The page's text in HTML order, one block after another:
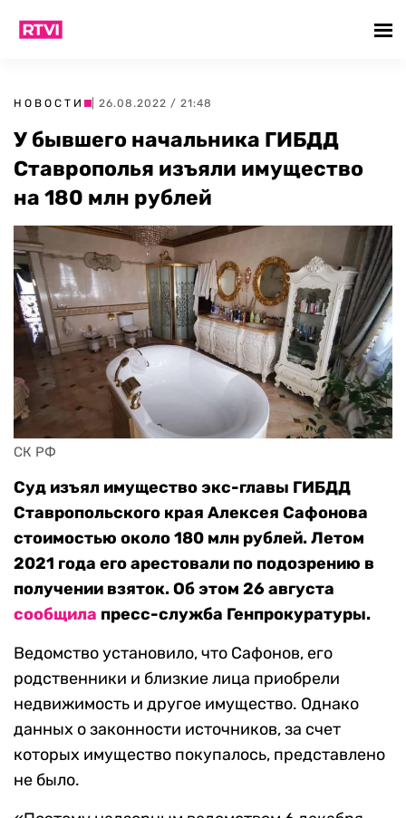
НОВОСТИ | 26.08.2022 / 21:48
У бывшего начальника ГИБДД
Ставрополья изъяли имущество
на 180 млн рублей
СК РФ
Суд изъял имущество экс-главы ГИБДД
Ставропольского края Алексея Сафонова
стоимостью около 180 млн рублей. Летом
2021 года его арестовали по подозрению в
получении взяток. Об этом 26 августа
сообщила пресс-служба Генпрокуратуры.
Ведомство установило, что Сафонов, его
родственники и близкие лица приобрели
недвижимость и другое имущество. Однако
данных о законности источников, за счет
которых имущество покупалось, представлено
не было.